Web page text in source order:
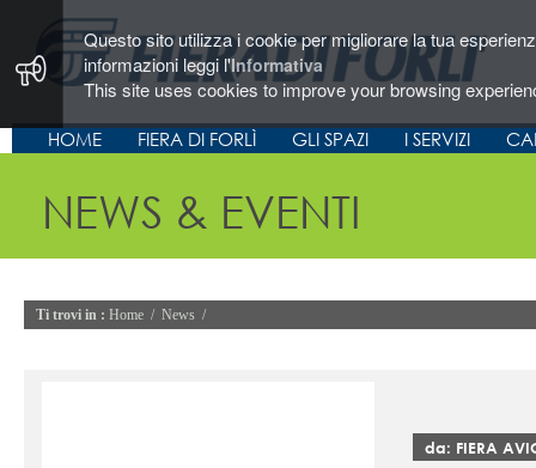
Questo sito utilizza i cookie per migliorare la tua
informazioni leggi l'Informativa
This site uses cookies to improve your browsing
HOME FIERA DI FORLÌ GLI SPAZI I SERVIZI
NEWS & EVENTI
Ti trovi in : Home / News /
da: FIERA